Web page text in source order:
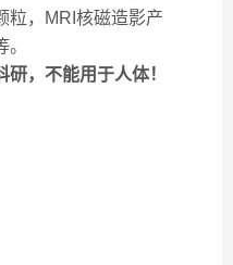
粒，MRI核磁造影产
，不能用于人体！